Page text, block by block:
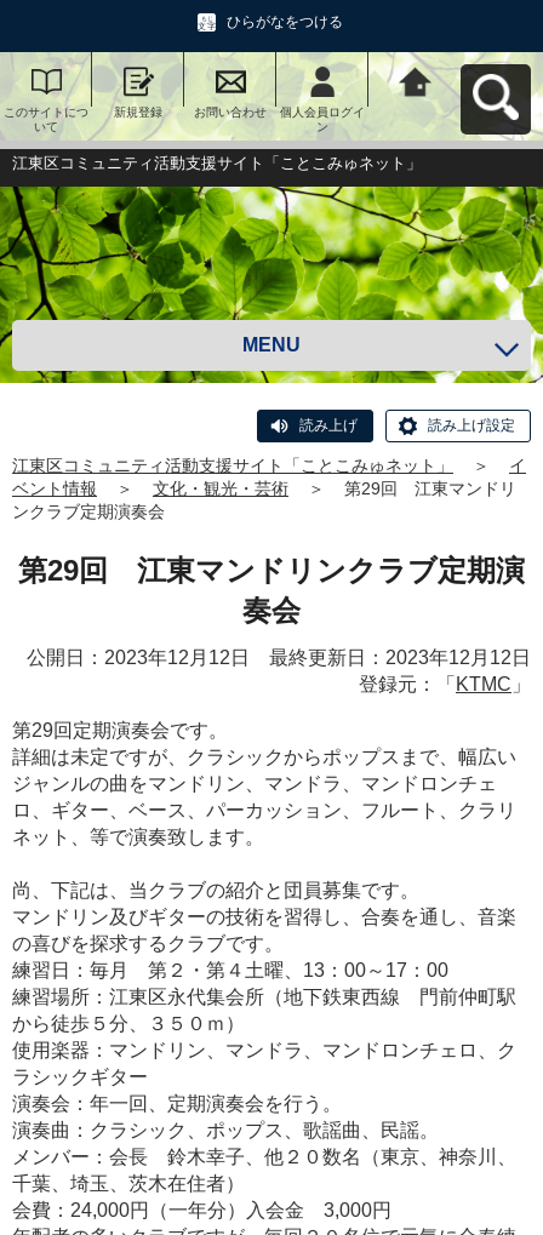
ひらがなをつける
このサイトにつ
いて
新規登録 お問い合わせ
個人会員ログイ
ン
江東区コミュニ
ティ活動支援サ
イト「ことこみ
ゅネット」へ戻
る
江東区コミュニティ活動支援サイト「ことこみゅネット」
MENU
読み上げ 読み上げ設定
江東区コミュニティ活動支援サイト「ことこみゅネット」 ＞
イ
ベント情報
＞ 文化・観光・芸術 ＞
第29回 江東マンドリ
ンクラブ定期演奏会
第29回 江東マンドリンクラブ定期演
奏会
公開日：2023年12月12日 最終更新日：2023年12月12日
登録元：「 KTMC 」
第29回定期演奏会です。
詳細は未定ですが、クラシックからポップスまで、幅広い
ジャンルの曲をマンドリン、マンドラ、マンドロンチェ
ロ、ギター、ベース、パーカッション、フルート、クラリ
ネット、等で演奏致します。
尚、下記は、当クラブの紹介と団員募集です。
マンドリン及びギターの技術を習得し、合奏を通し、音楽
の喜びを探求するクラブです。
練習日：毎月 第２・第４土曜、13：00～17：00
練習場所：江東区永代集会所（地下鉄東西線 門前仲町駅
から徒歩５分、３５０ｍ）
使用楽器：マンドリン、マンドラ、マンドロンチェロ、ク
ラシックギター
演奏会：年一回、定期演奏会を行う。
演奏曲：クラシック、ポップス、歌謡曲、民謡。
メンバー：会長 鈴木幸子、他２０数名（東京、神奈川、
千葉、埼玉、茨木在住者）
会費：24,000円（一年分）入会金 3,000円